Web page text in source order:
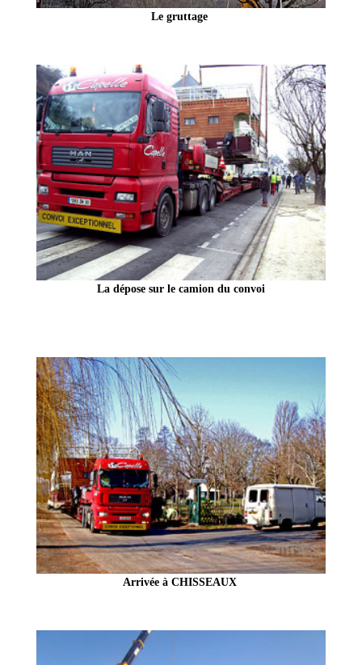
Le gruttage
La dépose sur le camion du convoi
Arrivée à CHISSEAUX